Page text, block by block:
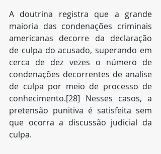
A doutrina registra que a grande
maioria das condenações criminais
americanas decorre da declaração
de culpa do acusado, superando em
cerca de dez vezes o número de
condenações decorrentes de analise
de culpa por meio de processo de
conhecimento.[28] Nesses casos, a
pretensão punitiva é satisfeita sem
que ocorra a discussão judicial da
culpa.